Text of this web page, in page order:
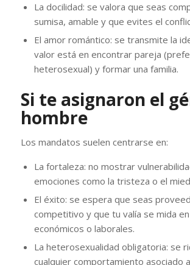
La docilidad: se valora que seas
sumisa, amable y que evites el
El amor romántico: se transmite la
valor está en encontrar pareja
heterosexual) y formar una familia.
Si te asignaron el
hombre
Los mandatos suelen centrarse en:
La fortaleza: no mostrar
emociones como la tristeza o el
El éxito: se espera que seas
competitivo y que tu valía se mida
económicos o laborales.
La heterosexualidad obligatoria: se
cualquier comportamiento asociado